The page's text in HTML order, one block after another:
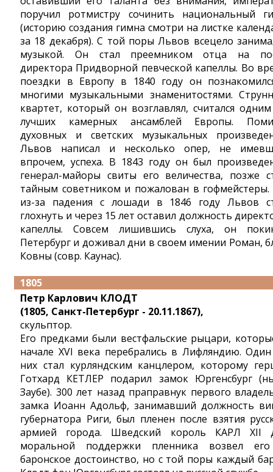
поручил ротмистру сочинить национальный
(историю создания гимна смотри на листке
за 18 декабря). С той поры Львов всецело
музыкой. Он стал преемником отца на
директора Придворной певческой капеллы. Во
поездки в Европу в 1840 году он
многими музыкальными знаменитостями.
квартет, который он возглавлял, считался
лучших камерных ансамблей Европы.
духовных и светских музыкальных
Львов написал и несколько опер, не
впрочем, успеха. В 1843 году он был
генерал-майоры свиты его величества, позже
тайным советником и пожалован в
из-за падения с лошади в 1846 году Львов
глохнуть и через 15 лет оставил должность
капеллы. Совсем лишившись слуха, он
Петербург и доживал дни в своем имении Роман,
Ковны (совр. Каунас).
1805
Петр Карлович КЛОДТ
(1805, Санкт-Петербург - 20.11.1867),
скульптор.
Его предками были вестфальские рыцари,
начале XVI века перебрались в Лифляндию.
них стал курляндским канцлером, которому
Готхард КЕТЛЕР подарил замок Юргенсбург
Заубе). 300 лет назад праправнук первого
замка Иоанн Адольф, занимавший должность
губернатора Риги, был пленен после взятия
армией города. Шведский король КАРЛ XII
моральной поддержки пленника возвел
баронское достоинство, но с той поры каждый